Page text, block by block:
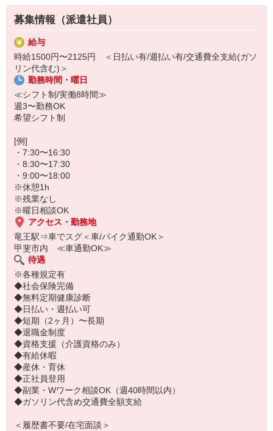
・リハビリ補助
・食事や入浴などの生活介助
・自動車での送迎作業（できる方のみ） など
▼ここがポイント！！
・ほかの施設に比べて、介助業務が少なめ★
・日勤のみ/残業なし、夕方までに帰れる！
・日払い・週払いOK♪
・柔軟なシフト体制 など
い職場です！
募集情報（派遣社員）
給与
時給1500円〜2125円 ＜日払い有/週払い有/交通費全支給(ガソ
リン代含む)＞
勤務時間・曜日
≪シフト制/実働8時間≫
週3〜勤務OK
希望シフト制
[例]
・7:30〜16:30
・8:30〜17:30
・9:00〜18:00
※休憩1h
※残業なし
※曜日相談OK
アクセス・勤務地
竜王駅⇒車でスグ＜車/バイク通勤OK＞
甲斐市内 ≪車通勤OK≫
待遇
※各種規定有
◆社会保険完備
◆無料定期健康診断
◆日払い・週払い可
◆短期（2ヶ月）〜長期
◆退職金制度
◆資格支援（介護資格のみ）
◆有給休暇
◆産休・育休
◆正社員登用
◆副業・Wワーク相談OK（週40時間以内）
◆ガソリン代含め交通費全額支給
＜履歴書不要/在宅面談＞